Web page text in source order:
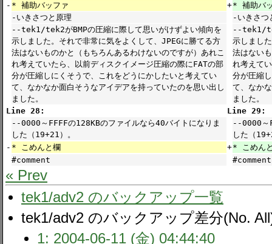
- * 補助バッファ +* 補助バ
-いきさつと原理
-いきさつ
--tek1/tek2がBMPの圧縮に際して思いがけずよい傾向を
示しました。それで非常に気をよくして、JPEGに勝てる方
法はないものかと（もちろんあるわけないのですが）あれこ
れ考えていたら、以前ディスクイメージ圧縮の際にFATの部
分が圧縮しにくそうで、これをどうにかしたいと考えてい
て、なかなか面白そうなアイデアを持っていたのを思い出し
ました。
--tek1/
示しまし
法はない
れ考えて
分が圧縮
て、なか
ました。
Line 28:
Line 29:
--0000～FFFFの128KBのファイルなら40バイトになりま
した（19+21）。
--0000～
した（
- * こめんと欄 +* こめん
#comment
#comment
« Prev
tek1/adv2 のバックアップ一覧
tek1/adv2 のバックアップ差分(No.
1: 2004-06-11 (金) 04:44:40